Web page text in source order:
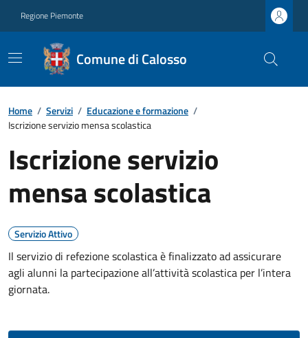
Regione Piemonte
Comune di Calosso
Home / Servizi / Educazione e formazione /
Iscrizione servizio mensa scolastica
Iscrizione servizio
mensa scolastica
Servizio Attivo
Il servizio di refezione scolastica è finalizzato ad assicurare
agli alunni la partecipazione all’attività scolastica per l’intera
giornata.